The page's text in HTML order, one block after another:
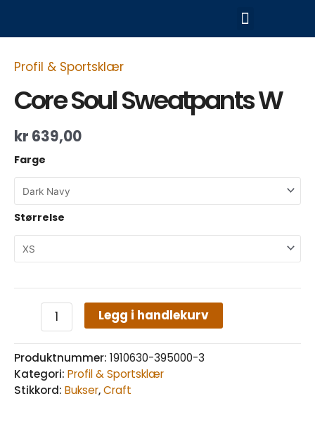
til
Meny
Profil & Sportsklær
Core Soul Sweatpants W
kr 639,00
Farge
Størrelse
Sweatpants
antall
Legg i handlekurv
Produktnummer: 1910630-395000-3
Kategori: Profil & Sportsklær
Stikkord: Bukser,Craft